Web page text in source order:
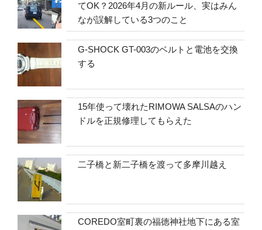
てOK？2026年4月の新ルール、実はみん
なが誤解している3つのこと
G-SHOCK GT-003のベルトと電池を交換
する
15年使って壊れたRIMOWA SALSAのハン
ドルを正規修理してもらえた
二子橋と新二子橋を渡って多摩川越え
COREDO室町裏の福徳神社地下にある室